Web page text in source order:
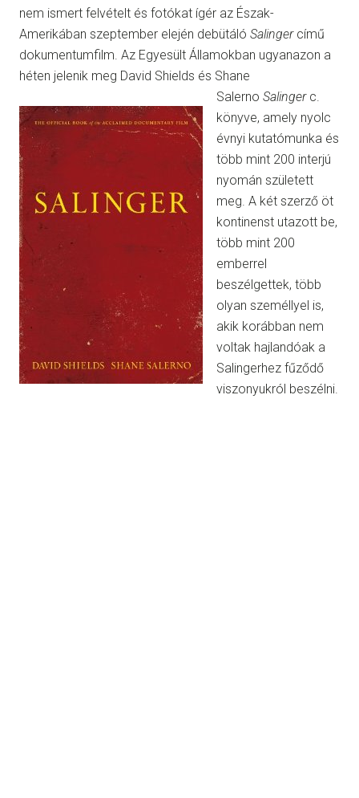
nem ismert felvételt és fotókat ígér az Észak-
Amerikában szeptember elején debütáló Salingercímű
dokumentumfilm. Az Egyesült Államokban ugyanazon a
héten jelenik meg David Shields és Shane
Salerno Salingerc.
könyve, amely nyolc
évnyi kutatómunka és
több mint 200 interjú
nyomán született
meg. A két szerző öt
kontinenst utazott be,
több mint 200
emberrel
beszélgettek, több
olyan személlyel is,
akik korábban nem
voltak hajlandóak a
Salingerhez fűződő
viszonyukról beszélni.